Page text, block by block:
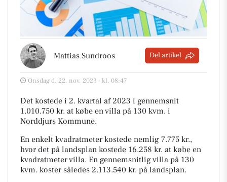
Mattias Sundroos Del artikel
Onsdag d. 22. nov. 2023 - kl. 08:47
Det kostede i 2. kvartal af 2023 i gennemsnit
1.010.750 kr. at købe en villa på 130 kvm. i
Norddjurs Kommune.
En enkelt kvadratmeter kostede nemlig 7.775 kr.,
hvor det på landsplan kostede 16.258 kr. at købe en
kvadratmeter villa. En gennemsnitlig villa på 130
kvm. koster således 2.113.540 kr. på landsplan.